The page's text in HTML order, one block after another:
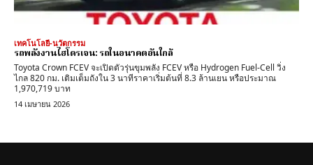
เทคโนโลยี-นวัตกรรม
รถพลังงานไฮโดรเจน: รถในอนาคตอันใกล้
Toyota Crown FCEV จะเปิดตัวรุ่นขุมพลัง FCEV หรือ Hydrogen Fuel-Cell วิ่ง
ไกล 820 กม. เติมเต็มถังใน 3 นาทีราคาเริ่มต้นที่ 8.3 ล้านเยน หรือประมาณ
1,970,719 บาท
14 เมษายน 2026